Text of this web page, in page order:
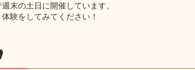
末の土日に開催しています。
験をしてみてください！